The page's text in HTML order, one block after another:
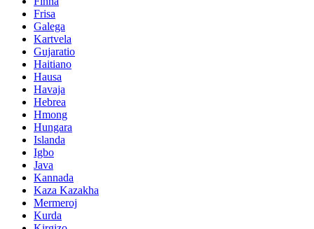
Frisa
Galega
Kartvela
Gujaratio
Haitiano
Hausa
Havaja
Hebrea
Hmong
Hungara
Islanda
Igbo
Java
Kannada
Kaza Kazakha
Mermeroj
Kurda